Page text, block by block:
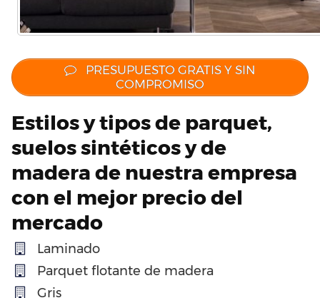
PRESUPUESTO GRATIS Y SIN
COMPROMISO
Estilos y tipos de parquet,
suelos sintéticos y de
madera de nuestra empresa
con el mejor precio del
mercado
Laminado
Parquet flotante de madera
Gris